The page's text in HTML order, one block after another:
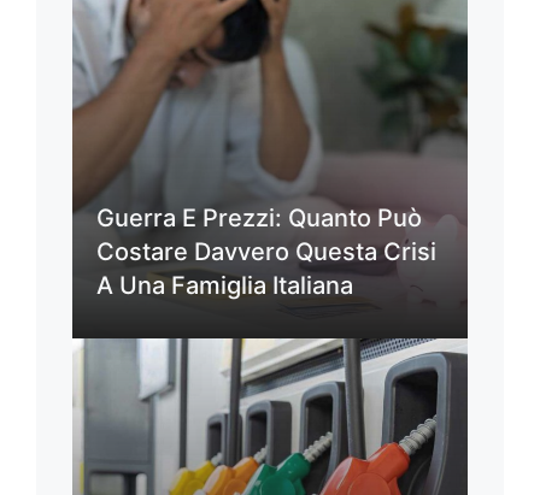
Guerra E Prezzi: Quanto Può
Costare Davvero Questa Crisi
A Una Famiglia Italiana